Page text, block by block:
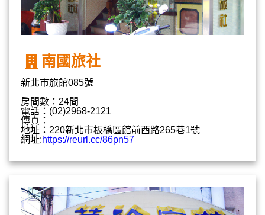
南國旅社
新北市旅館085號
房間數：24間
電話：(02)2968-2121
傳真：
地址：220新北市板橋區館前西路265巷1號
網址:https://reurl.cc/86pn57